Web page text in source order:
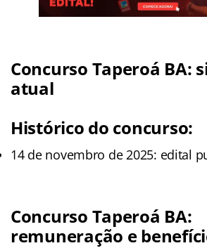
Concurso Taperoá BA:
atual
Histórico do concurso:
14 de novembro de 2025: edital
Concurso Taperoá BA:
remuneração e